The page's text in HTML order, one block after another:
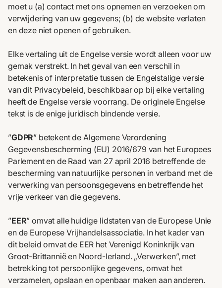
moet u (a) contact met ons opnemen en verzoeken om
verwijdering van uw gegevens; (b) de website verlaten
en deze niet openen of gebruiken.
Elke vertaling uit de Engelse versie wordt alleen voor uw
gemak verstrekt. In het geval van een verschil in
betekenis of interpretatie tussen de Engelstalige versie
van dit Privacybeleid, beschikbaar op bij elke vertaling
heeft de Engelse versie voorrang. De originele Engelse
tekst is de enige juridisch bindende versie.
”GDPR” betekent de Algemene Verordening
Gegevensbescherming (EU) 2016/679 van het Europees
Parlement en de Raad van 27 april 2016 betreffende de
bescherming van natuurlijke personen in verband met de
verwerking van persoonsgegevens en betreffende het
vrije verkeer van die gegevens.
”EER” omvat alle huidige lidstaten van de Europese Unie
en de Europese Vrijhandelsassociatie. In het kader van
dit beleid omvat de EER het Verenigd Koninkrijk van
Groot-Brittannië en Noord-Ierland. „Verwerken”, met
betrekking tot persoonlijke gegevens, omvat het
verzamelen, opslaan en openbaar maken aan anderen.